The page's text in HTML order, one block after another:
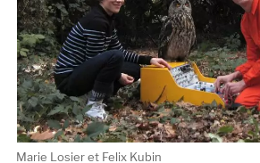
Marie Losier et Felix Kubin